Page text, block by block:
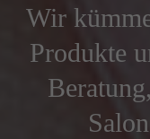
Wir
Produkte